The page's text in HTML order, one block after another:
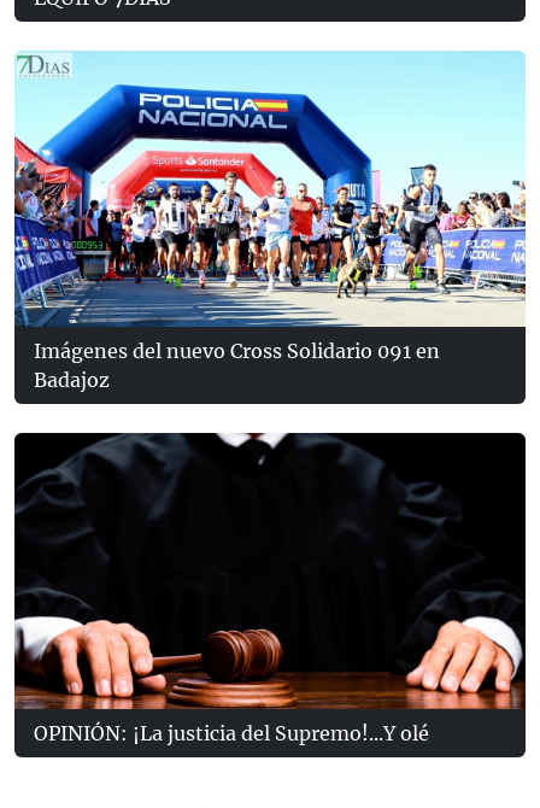
Imágenes del nuevo Cross Solidario 091 en
Badajoz
OPINIÓN: ¡La justicia del Supremo!...Y olé